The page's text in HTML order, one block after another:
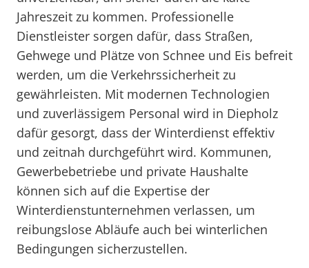
Jahreszeit zu kommen. Professionelle
Dienstleister sorgen dafür, dass Straßen,
Gehwege und Plätze von Schnee und Eis befreit
werden, um die Verkehrssicherheit zu
gewährleisten. Mit modernen Technologien
und zuverlässigem Personal wird in Diepholz
dafür gesorgt, dass der Winterdienst effektiv
und zeitnah durchgeführt wird. Kommunen,
Gewerbebetriebe und private Haushalte
können sich auf die Expertise der
Winterdienstunternehmen verlassen, um
reibungslose Abläufe auch bei winterlichen
Bedingungen sicherzustellen.